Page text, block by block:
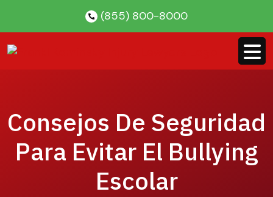
content
(855) 800-8000
Consejos De Seguridad
Para Evitar El Bullying
Escolar